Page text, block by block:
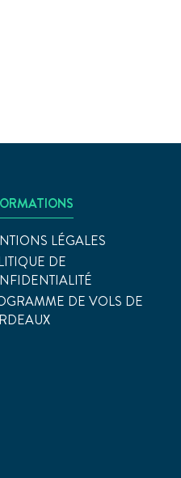
LÉGALES
DE
DE VOLS DE